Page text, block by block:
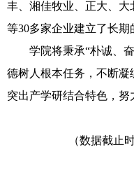
丰、湘佳牧业、正大、
等30多家企业建立了长期
学院将秉承“朴诚、
德树人根本任务，不断凝
突出产学研结合特色，努
（数据截止